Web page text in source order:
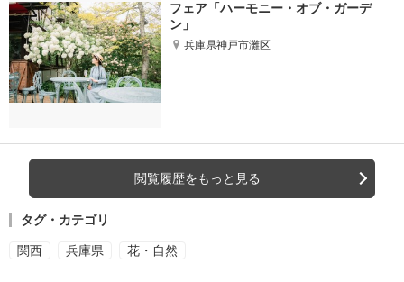
フェア「ハーモニー・オブ・ガーデ
ン」
兵庫県神戸市灘区
閲覧履歴をもっと見る
タグ・カテゴリ
関西 兵庫県 花・自然